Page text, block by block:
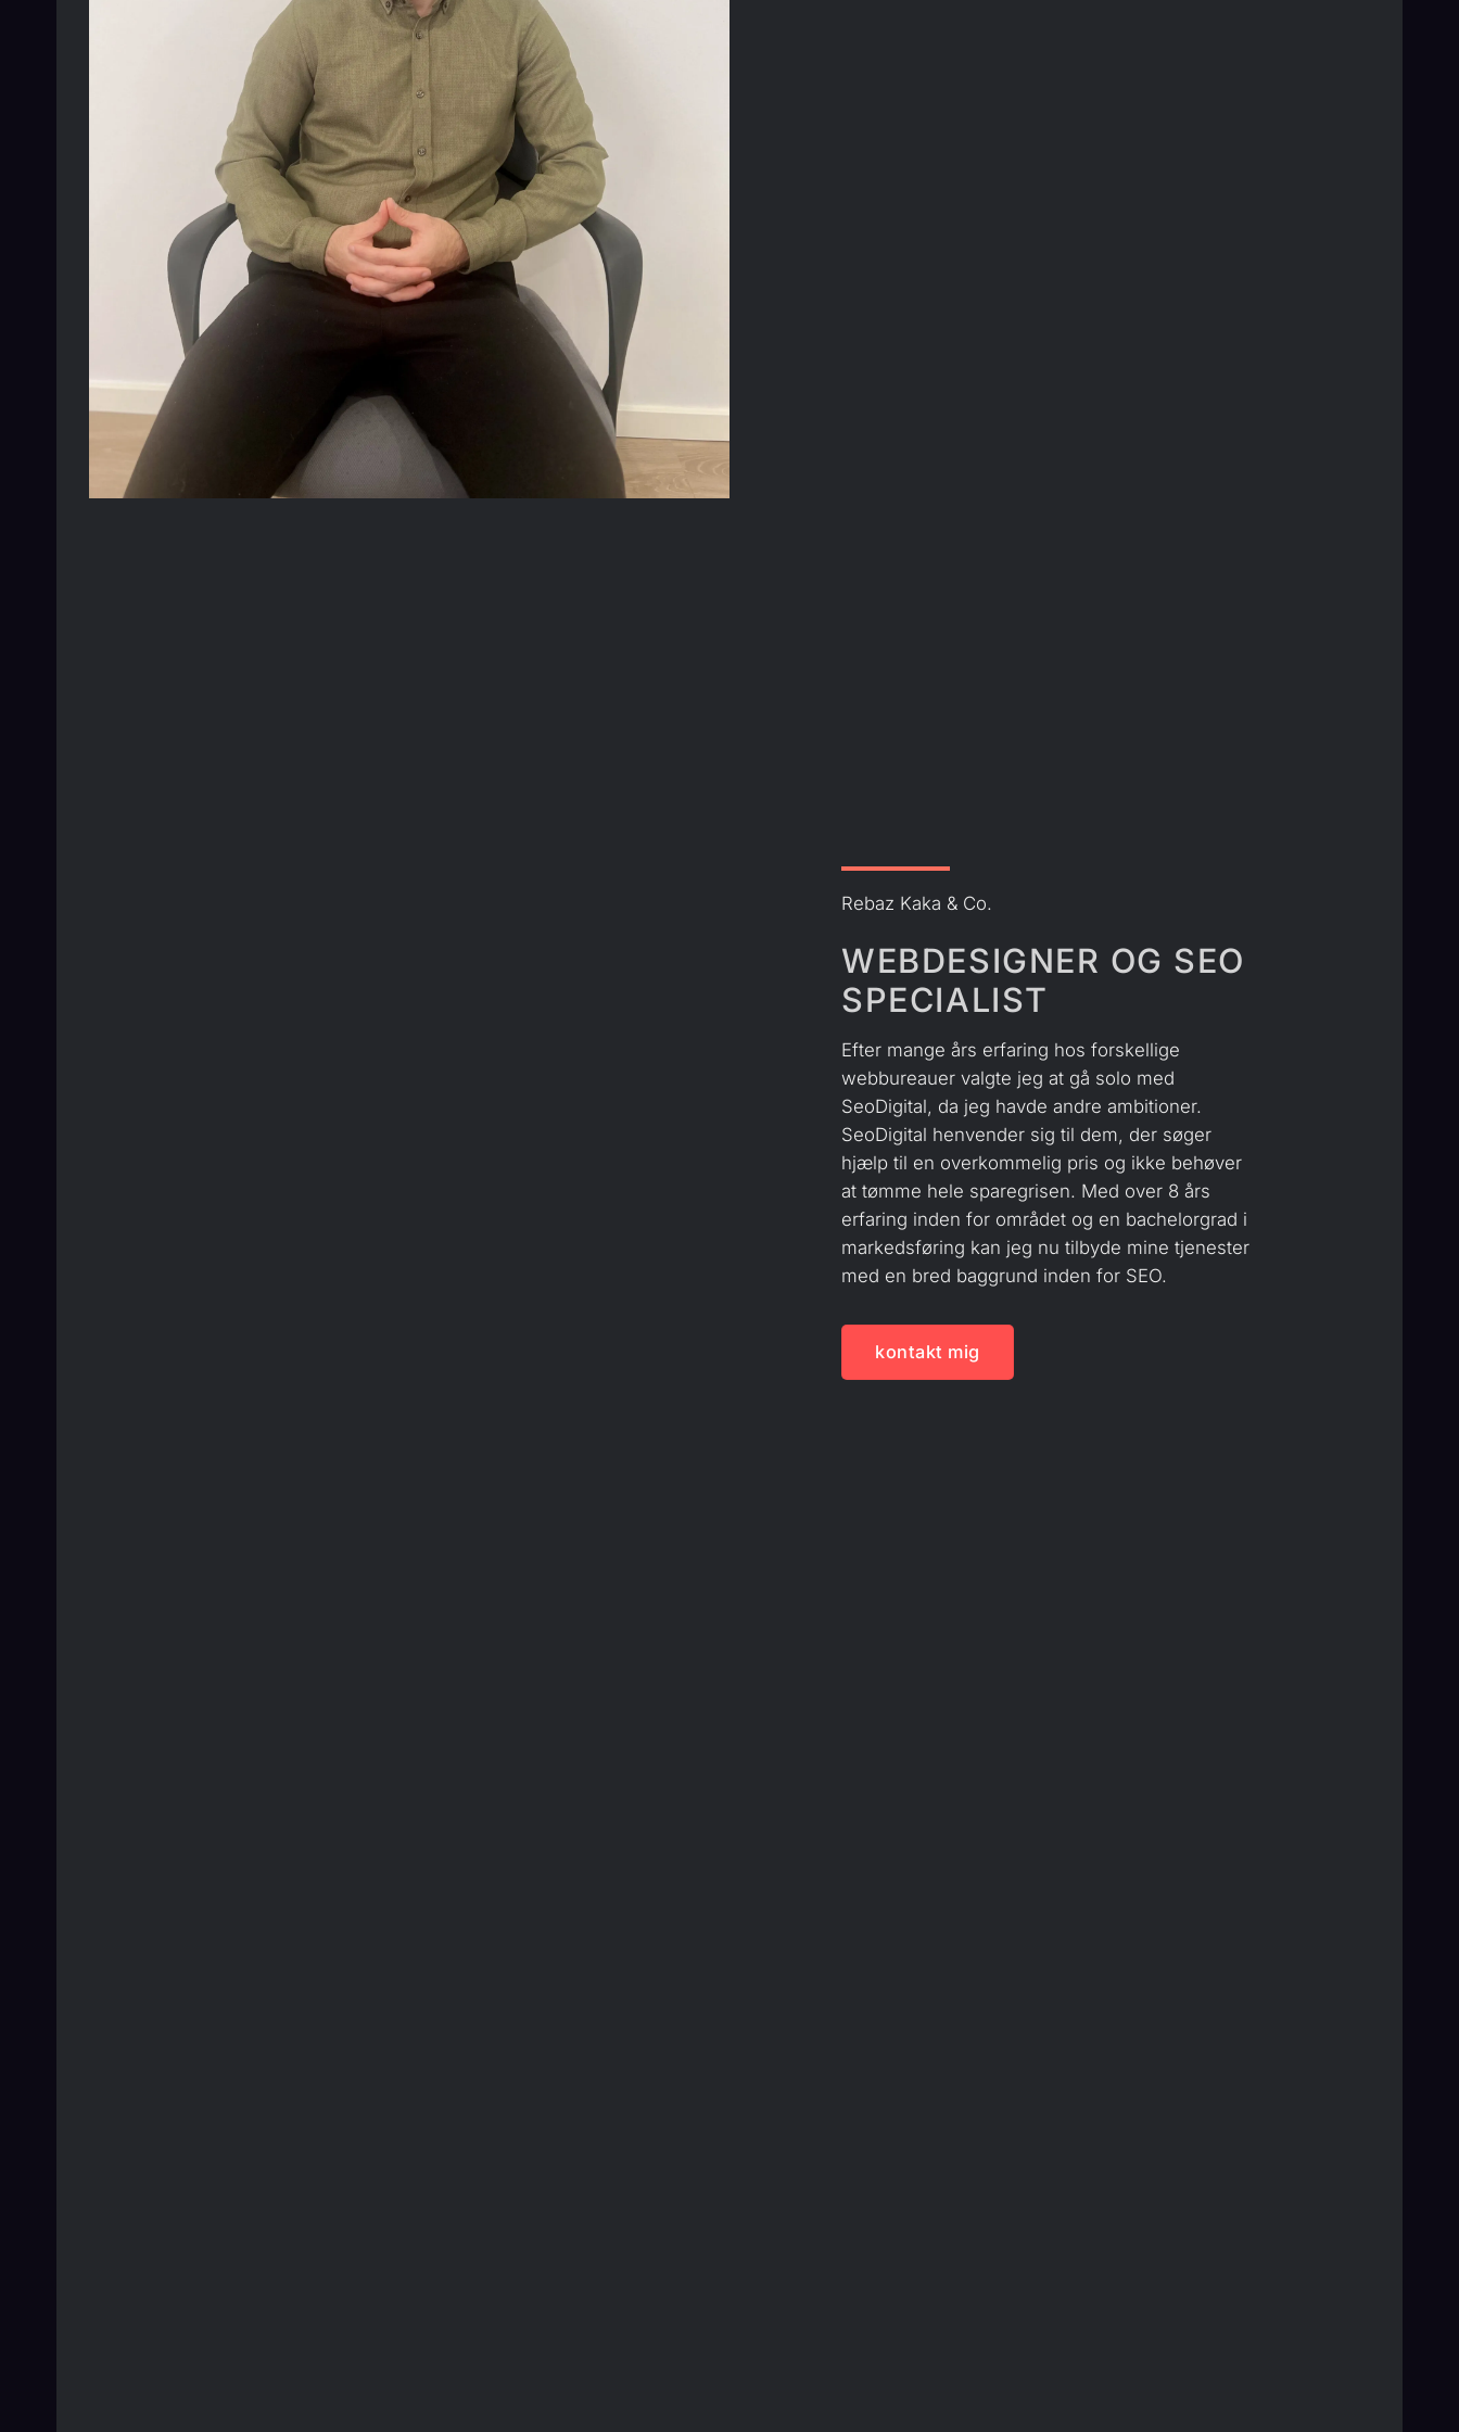
Rebaz Kaka & Co.
WEBDESIGNER OG SEO
SPECIALIST
Efter mange års erfaring hos forskellige
webbureauer valgte jeg at gå solo med
SeoDigital, da jeg havde andre ambitioner.
SeoDigital henvender sig til dem, der søger
hjælp til en overkommelig pris og ikke behøver
at tømme hele sparegrisen. Med over 8 års
erfaring inden for området og en bachelorgrad i
markedsføring kan jeg nu tilbyde mine tjenester
med en bred baggrund inden for SEO.
kontakt mig